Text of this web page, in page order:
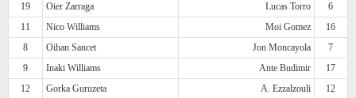
19
Oier Zarraga Lucas Torro
6
11
Nico Williams Moi Gomez
16
8
Oihan Sancet Jon Moncayola
7
9
Inaki Williams Ante Budimir
17
12
Gorka Guruzeta A. Ezzalzouli 12